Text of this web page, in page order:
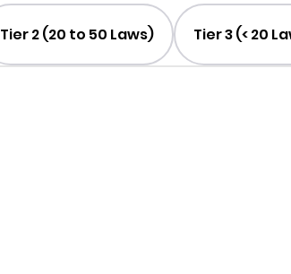
Tier 2 (20 to 50 Laws) Tier 3 (< 20